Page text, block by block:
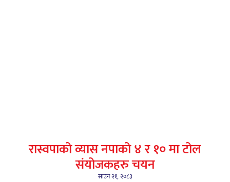
रास्वपाको व्यास नपाको ४ र १० मा टोल
संयोजकहरु चयन
साउन २१, २०८३